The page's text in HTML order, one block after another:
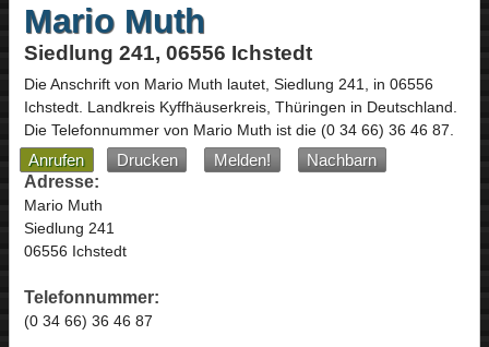
Mario Muth
Siedlung 241, 06556 Ichstedt
Die Anschrift von Mario Muth lautet, Siedlung 241, in 06556
Ichstedt. Landkreis Kyffhäuserkreis, Thüringen in Deutschland.
Die Telefonnummer von Mario Muth ist die (0 34 66) 36 46 87.
Anrufen Drucken Melden!
Nachbarn
Adresse:
Mario Muth
Siedlung 241
06556 Ichstedt
Telefonnummer:
(0 34 66) 36 46 87